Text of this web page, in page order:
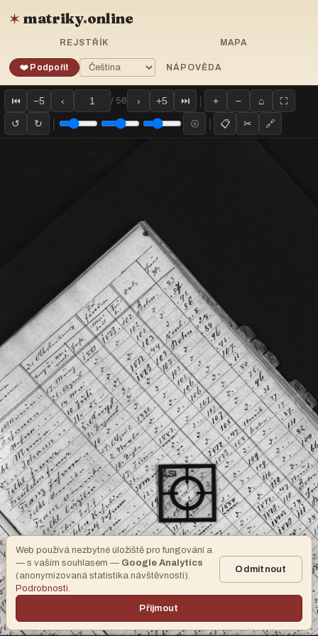
✶ matriky.online
REJSTŘÍK MAPA
❤️ Podpořit NÁPOVĚDA
⏮ −5 ‹ / 56 › +5 ⏭ + − ⌂ ⛶
↺ ↻ ⦾ 📋 ✂ 🔗
Web používá nezbytné úložiště pro fungování a
— s vaším souhlasem — Google Analytics
(anonymizovaná statistika návštěvnosti).
Podrobnosti.
Odmítnout
Přijmout